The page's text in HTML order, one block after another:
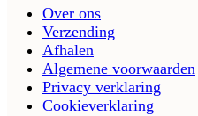
Over ons
Verzending
Afhalen
Algemene voorwaarden
Privacy verklaring
Cookieverklaring